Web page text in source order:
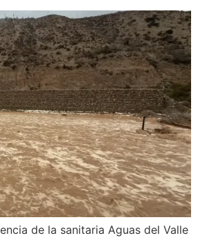
de la sanitaria Aguas del Valle